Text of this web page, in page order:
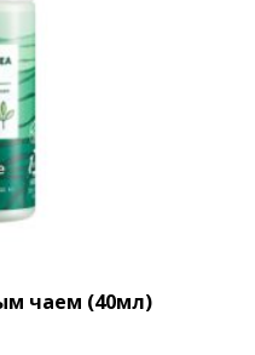
чаем (40мл)